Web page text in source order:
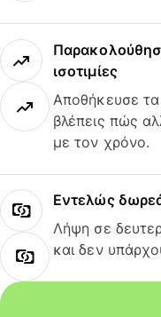
ισοτιμίες
Αποθήκευσε
βλέπεις πώς
με τον χρόνο.
Εντελώς
Λήψη σε
και δεν